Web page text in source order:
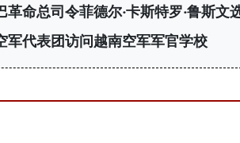
革命总司令菲德尔·卡斯特罗·鲁斯
军代表团访问越南空军军官学校